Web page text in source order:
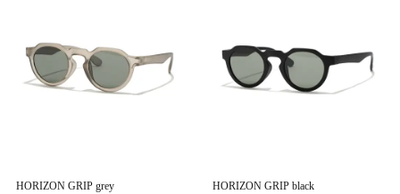
HORIZON GRIP grey
HORIZON GRIP black